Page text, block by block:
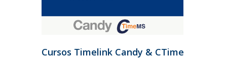
Cursos Timelink Candy & CTime